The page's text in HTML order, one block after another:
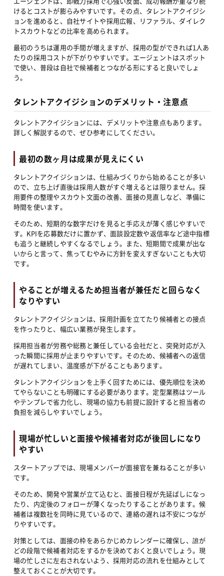
けるとコストが膨らみやすいです。その点、タレントアクイジシ
ョンを進めると、自社サイトや採用広報、リファラル、ダイレク
トスカウトなどの比率を高められます。
最初のうちは運用の手間が増えますが、採用の型ができれば1人あ
たりの採用コストが下がりやすいです。エージェントはスポット
で使い、普段は自社で候補者とつながる形にすると良いでしょ
う。
タレントアクイジションのデメリット・注意点
タレントアクイジションには、デメリットや注意点もあります。
詳しく解説するので、ぜひ参考にしてください。
最初の数ヶ月は成果が見えにくい
タレントアクイジションは、仕組みづくりから始めることが多い
ので、立ち上げ直後は採用人数がすぐ増えるとは限りません。採
用要件の整理やスカウト文面の改善、面接の見直しなど、準備に
時間を使います。
そのため、短期的な数字だけを見ると手応えが薄く感じやすいで
す。KPIを応募数だけに置かず、面談設定数や返信率など途中指標
も追うと継続しやすくなるでしょう。また、短期間で成果が出な
いからと言って、焦ってむやみに方針を変えすぎないことも大切
です。
やることが増えるため担当者が兼任だと回らなく
なりやすい
タレントアクイジションは、採用計画を立てたり候補者との接点
を作ったりと、幅広い業務が発生します。
採用担当者が労務や総務と兼任している会社だと、突発対応が入
った瞬間に採用が止まりやすいです。そのため、候補者への返信
が遅れてしまい、温度感が下がることもあります。
タレントアクイジションを上手く回すためには、優先順位を決め
てやらないことも明確にする必要があります。定型業務はツール
やテンプレで省力化し、現場の協力も前提に設計すると担当者の
負担を減らしやすいでしょう。
現場が忙しいと面接や候補者対応が後回しになり
やすい
スタートアップでは、現場メンバーが面接官を兼ねることが多い
です。
そのため、開発や営業が立て込むと、面接日程が先延ばしになっ
たり、内定後のフォローが薄くなったりすることがあります。候
補者は複数社を同時に見ているので、連絡の遅れは不安につなが
りやすいです。
対策としては、面接の枠をあらかじめカレンダーに確保し、誰が
どの段階で候補者対応をするかを決めておくと良いでしょう。現
場の忙しさに左右されないよう、採用対応の流れを仕組みとして
整えておくことが大切です。